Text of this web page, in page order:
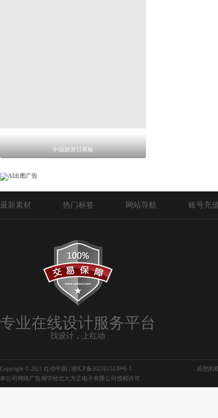
中国旅游日展板
最新素材 热门标签 网站导航 账号充
专业在线设计服务平台
找设计，上红动
Copyright © 2021 红动中国 | 浙ICP备2021015139号-1
若您的
本公司网络广告用字经北大方正电子有限公司授权许可